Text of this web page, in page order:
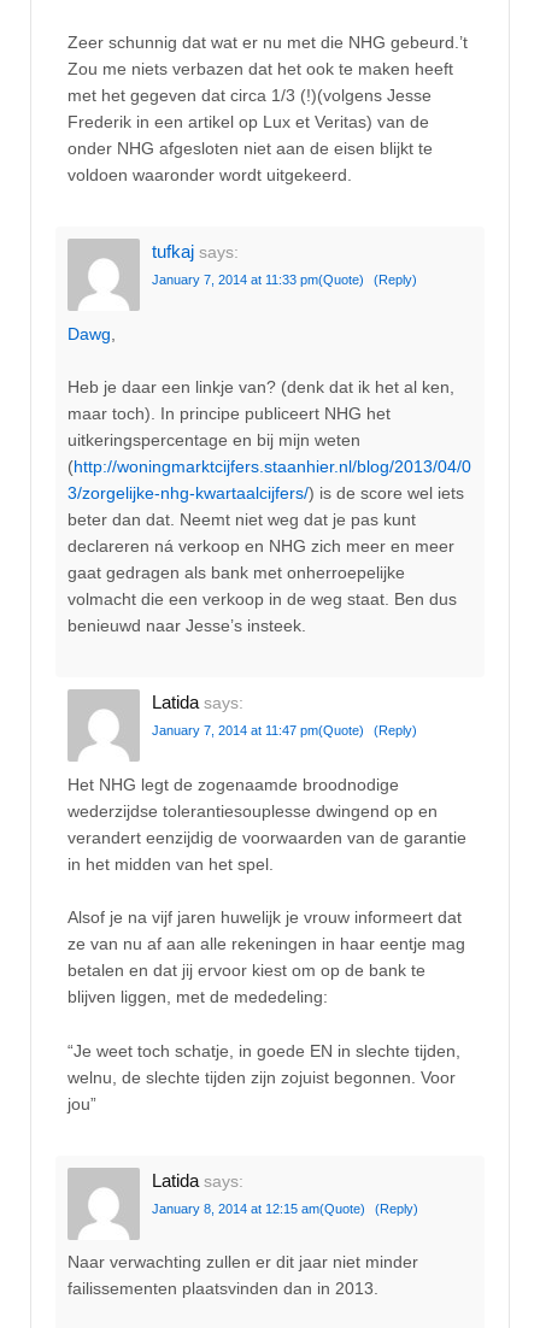
Zeer schunnig dat wat er nu met die NHG gebeurd.’t
Zou me niets verbazen dat het ook te maken heeft
met het gegeven dat circa 1/3 (!)(volgens Jesse
Frederik in een artikel op Lux et Veritas) van de
onder NHG afgesloten niet aan de eisen blijkt te
voldoen waaronder wordt uitgekeerd.
tufkaj says:
January 7, 2014 at 11:33 pm(Quote) (Reply)
Dawg
Heb je daar een linkje van? (denk dat ik het al ken,
maar toch). In principe publiceert NHG het
uitkeringspercentage en bij mijn weten
(http://woningmarktcijfers.staanhier.nl/blog/2013/04/0
3/zorgelijke-nhg-kwartaalcijfers/) is de score wel iets
beter dan dat. Neemt niet weg dat je pas kunt
declareren ná verkoop en NHG zich meer en meer
gaat gedragen als bank met onherroepelijke
volmacht die een verkoop in de weg staat. Ben dus
benieuwd naar Jesse’s insteek.
Latida says:
January 7, 2014 at 11:47 pm(Quote) (Reply)
Het NHG legt de zogenaamde broodnodige
wederzijdse tolerantiesouplesse dwingend op en
verandert eenzijdig de voorwaarden van de garantie
in het midden van het spel.
Alsof je na vijf jaren huwelijk je vrouw informeert dat
ze van nu af aan alle rekeningen in haar eentje mag
betalen en dat jij ervoor kiest om op de bank te
blijven liggen, met de mededeling:
“Je weet toch schatje, in goede EN in slechte tijden,
welnu, de slechte tijden zijn zojuist begonnen. Voor
jou”
Latida says:
January 8, 2014 at 12:15 am(Quote) (Reply)
Naar verwachting zullen er dit jaar niet minder
failissementen plaatsvinden dan in 2013.